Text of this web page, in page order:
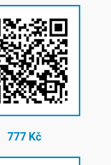
777 Kč